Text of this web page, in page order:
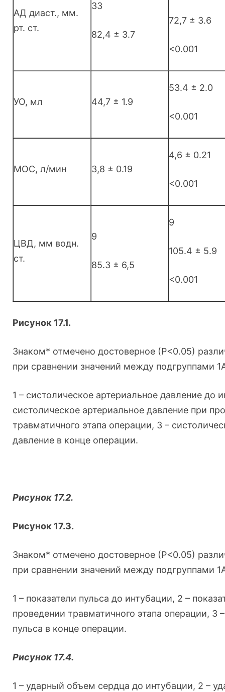
АД диаст., мм.
рт. ст.
33
82,4 ± 3.7
72,7 ± 3.6
<0.001
УО, мл 44,7 ± 1.9
53.4 ± 2.0
<0.001
МОС, л/мин 3,8 ± 0.19
4,6 ± 0.21
<0.001
ЦВД, мм водн.
ст.
9
85.3 ± 6,5
9
105.4 ± 5.9
<0.001
Рисунок 17.1.
Знаком* отмечено достоверное (Р<0.05)
при сравнении значений между подгруппами
1 – систолическое артериальное давление до
систолическое артериальное давление при
травматичного этапа операции, 3 –
давление в конце операции.
Рисунок 17.2.
Рисунок 17.3.
Знаком* отмечено достоверное (Р<0.05)
при сравнении значений между подгруппами
1 – показатели пульса до интубации, 2 –
проведении травматичного этапа операции, 3
пульса в конце операции.
Рисунок 17.4.
1 – ударный объем сердца до интубации, 2 –